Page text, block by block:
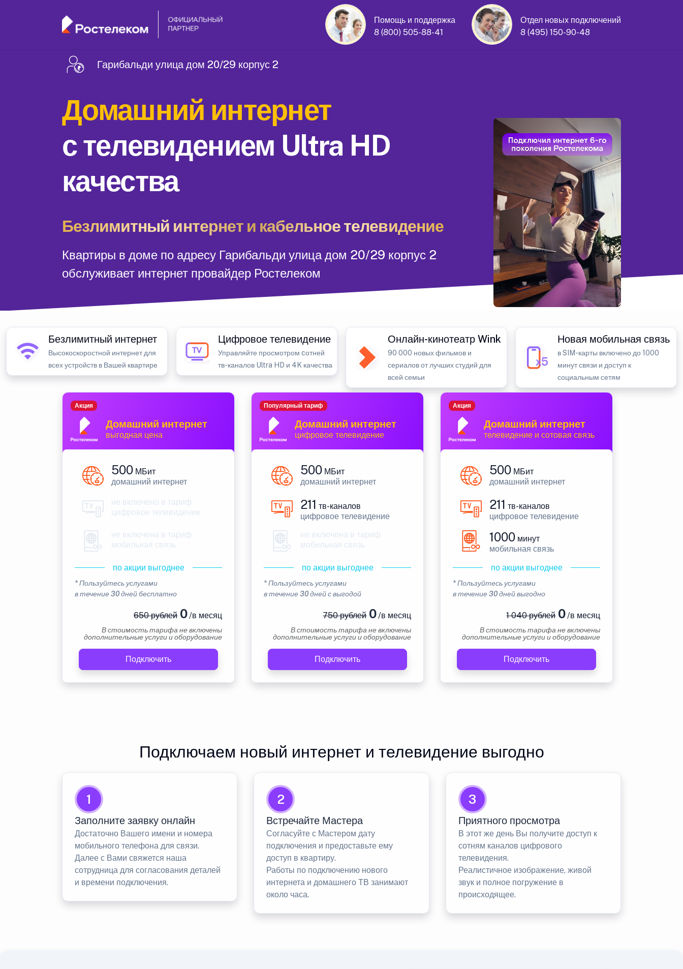
Помощь и поддержка
8 (800) 505-88-41
Отдел новых подключений
8 (495) 150-90-48
Гарибальди улица дом 20/29 корпус 2
Домашний интернет
с телевидением Ultra HD
качества
Безлимитный интернет и кабельное телевидение
Квартиры в доме по адресу Гарибальди улица дом 20/29 корпус 2
обслуживает интернет провайдер Ростелеком
Безлимитный интернет
Высокоскоростной интернет для
всех устройств в Вашей квартире
Цифровое телевидение
Управляйте просмотром cотней
тв-каналов Ultra HD и 4K качества
Онлайн-кинотеатр Wink
90 000 новых фильмов и
сериалов от лучших студий для
всей семьи
Новая мобильная связь
в SIM-карты включено до 1000
минут связи и доступ к
социальным сетям
Домашний интернет
выгодная цена
Акция
500 МБит
домашний интернет
не включено в тариф
цифровое телевидение
не включена в тариф
мобильная связь
по акции выгоднее
* Пользуйтесь услугами
в течение 30 дней бесплатно
650 рублей0/в месяц
В стоимость тарифа не включены
дополнительные услуги и оборудование
Подключить
Домашний интернет
цифровое телевидение
Популярный тариф
500 МБит
домашний интернет
211 тв-каналов
цифровое телевидение
не включена в тариф
мобильная связь
по акции выгоднее
* Пользуйтесь услугами
в течение 30 дней с выгодой
750 рублей0/в месяц
В стоимость тарифа не включены
дополнительные услуги и оборудование
Подключить
Домашний интернет
телевидение и сотовая связь
Акция
500 МБит
домашний интернет
211 тв-каналов
цифровое телевидение
1000 минут
мобильная связь
по акции выгоднее
* Пользуйтесь услугами
в течение 30 дней выгодно
1 040 рублей0/в месяц
В стоимость тарифа не включены
дополнительные услуги и оборудование
Подключить
Подключаем новый интернет и телевидение выгодно
1
Заполните заявку онлайн
Достаточно Вашего имени и номера
мобильного телефона для связи.
Далее с Вами свяжется наша
сотрудница для согласования деталей
и времени подключения.
2
Встречайте Мастера
Согласуйте с Мастером дату
подключения и предоставьте ему
доступ в квартиру.
Работы по подключению нового
интернета и домашнего ТВ занимают
около часа.
3
Приятного просмотра
В этот же день Вы получите доступ к
сотням каналов цифрового
телевидения.
Реалистичное изображение, живой
звук и полное погружение в
происходящее.